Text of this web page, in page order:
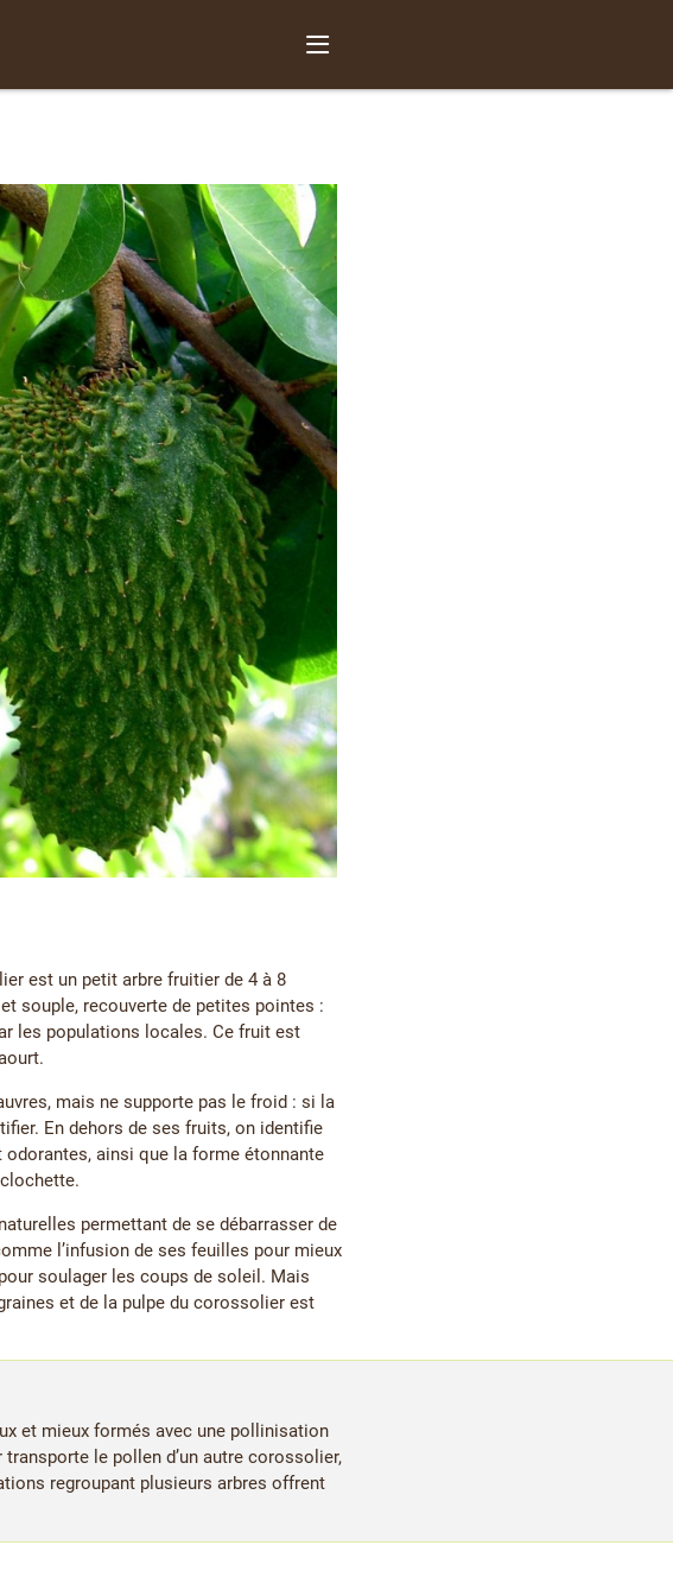
est un petit arbre fruitier de 4 à 8
souple, recouverte de petites pointes :
les populations locales. Ce fruit est
mais ne supporte pas le froid : si la
En dehors de ses fruits, on identifie
ainsi que la forme étonnante
permettant de se débarrasser de
l’infusion de ses feuilles pour mieux
soulager les coups de soleil. Mais
et de la pulpe du corossolier est
et mieux formés avec une pollinisation
le pollen d’un autre corossolier,
regroupant plusieurs arbres offrent